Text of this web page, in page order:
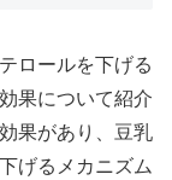
ロールを下げる
果について紹介
果があり、豆乳
げるメカニズム